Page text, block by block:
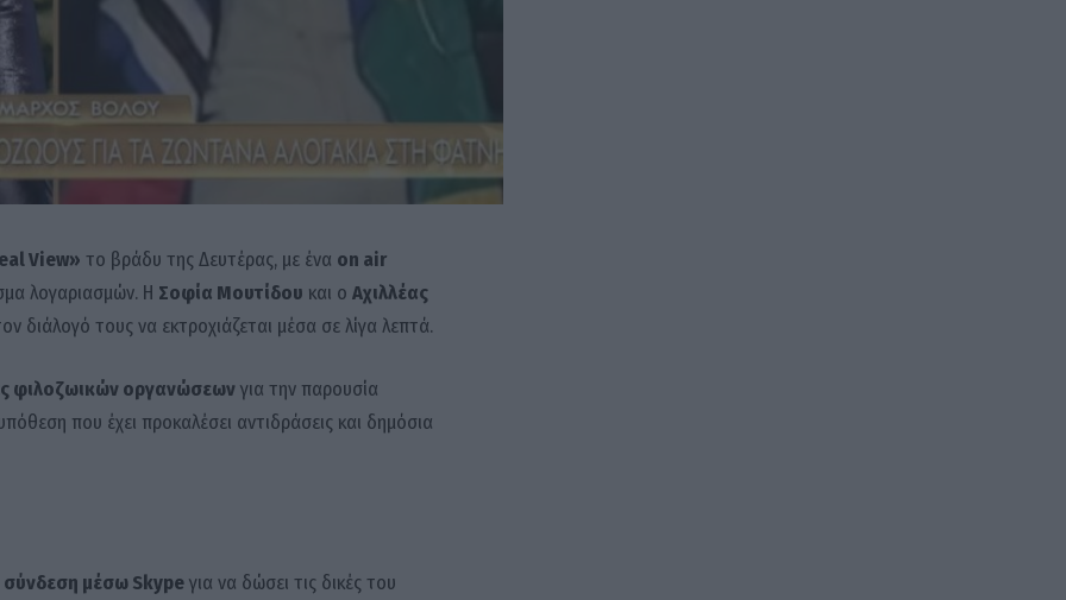
View» το βράδυ της Δευτέρας, με ένα on air
λογαριασμών. Η Σοφία Μουτίδου και ο Αχιλλέας
διάλογό τους να εκτροχιάζεται μέσα σε λίγα λεπτά.
φιλοζωικών οργανώσεωνγια την παρουσία
που έχει προκαλέσει αντιδράσεις και δημόσια
μέσω Skypeγια να δώσει τις δικές του